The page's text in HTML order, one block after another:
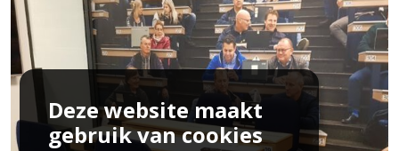
Deze website maakt
gebruik van cookies